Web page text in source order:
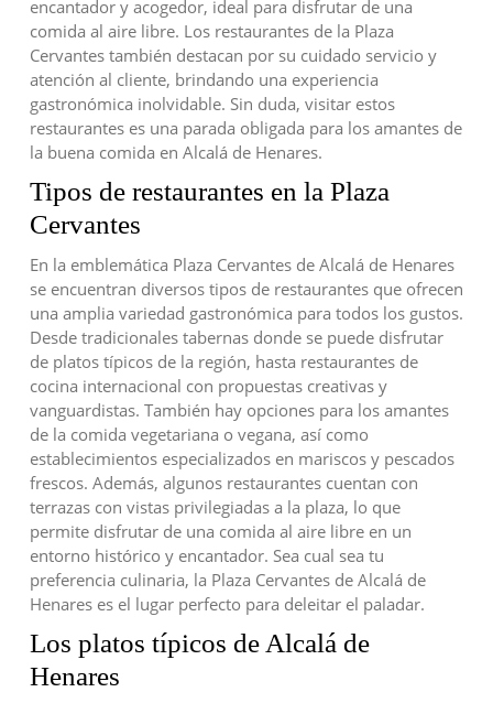
encantador y acogedor, ideal para disfrutar de una
comida al aire libre. Los restaurantes de la Plaza
Cervantes también destacan por su cuidado servicio y
atención al cliente, brindando una experiencia
gastronómica inolvidable. Sin duda, visitar estos
restaurantes es una parada obligada para los amantes de
la buena comida en Alcalá de Henares.
Tipos de restaurantes en la Plaza
Cervantes
En la emblemática Plaza Cervantes de Alcalá de Henares
se encuentran diversos tipos de restaurantes que ofrecen
una amplia variedad gastronómica para todos los gustos.
Desde tradicionales tabernas donde se puede disfrutar
de platos típicos de la región, hasta restaurantes de
cocina internacional con propuestas creativas y
vanguardistas. También hay opciones para los amantes
de la comida vegetariana o vegana, así como
establecimientos especializados en mariscos y pescados
frescos. Además, algunos restaurantes cuentan con
terrazas con vistas privilegiadas a la plaza, lo que
permite disfrutar de una comida al aire libre en un
entorno histórico y encantador. Sea cual sea tu
preferencia culinaria, la Plaza Cervantes de Alcalá de
Henares es el lugar perfecto para deleitar el paladar.
Los platos típicos de Alcalá de
Henares